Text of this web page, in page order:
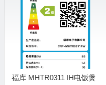
福库 MHTR0311 IH电饭煲
🧧